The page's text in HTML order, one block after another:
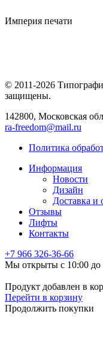
Империя печати
© 2011-2026
защищены.
142800, Московская
ra-freedom@mail.ru
Политика
Информация
Новости
Дизайн
Доставка и
Отзывы
Лифты
Контакты
+7 966 326-36-66
Мы открыты с 10:00 до
Продукт добавлен в
Перейти в корзину
Продолжить покупки